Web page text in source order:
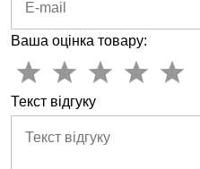
Ваша оцінка товару:
Текст відгуку